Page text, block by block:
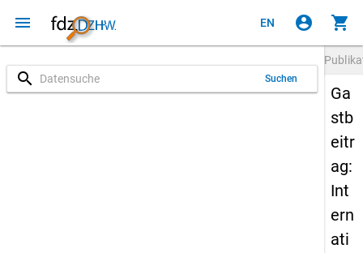
menu EN account_circle shopping_cart
search Suchen
Ga
stb
eitr
ag:
Int
ern
ati